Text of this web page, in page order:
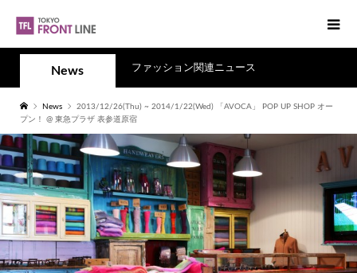
News ファッション関連ニュース
News
2013/12/26(Thu) ~ 2014/1/22(Wed) 「AVOCA」 POP UP SHOP オー
プン！ @ 東急プラザ 表参道原宿